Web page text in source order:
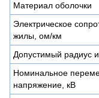
Материал оболочки
Электрическое
жилы, ом/км
Допустимый радиус
Номинальное
напряжение, кВ